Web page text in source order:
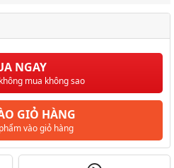
NGAY
mua không sao
GIỎ HÀNG
vào giỏ hàng